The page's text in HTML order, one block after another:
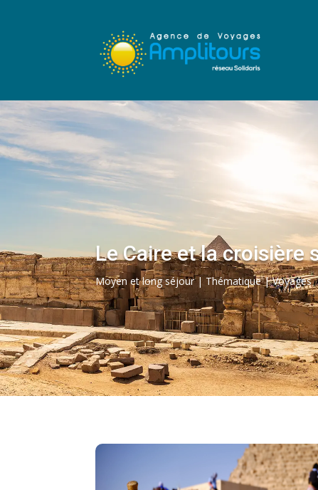
Le Caire et la croisière
Moyen et long séjour | Thématique | Voyages